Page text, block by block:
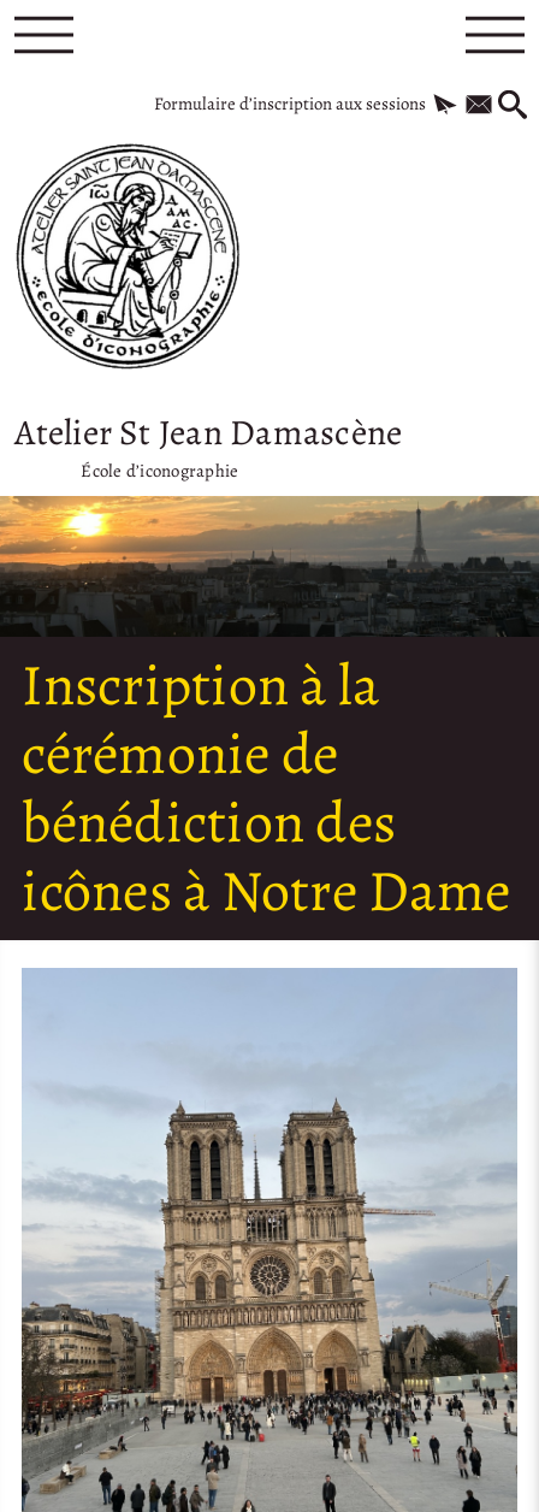
Formulaire d’inscription aux sessions
Atelier St Jean Damascène
École d’iconographie
Inscription à la
cérémonie de
bénédiction des
icônes à Notre Dame